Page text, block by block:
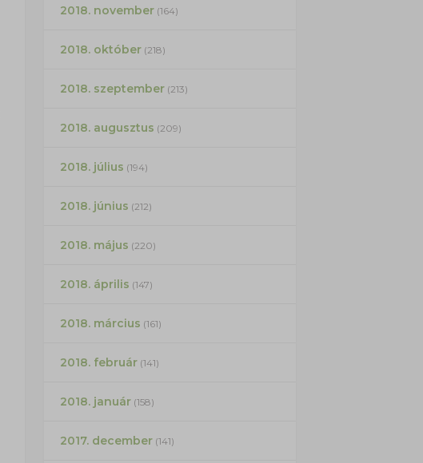
2018. november(164)
2018. október(218)
2018. szeptember(213)
2018. augusztus (209)
2018. július (194)
2018. június (212)
2018. május (220)
2018. április (147)
2018. március (161)
2018. február(141)
2018. január(158)
2017. december(141)